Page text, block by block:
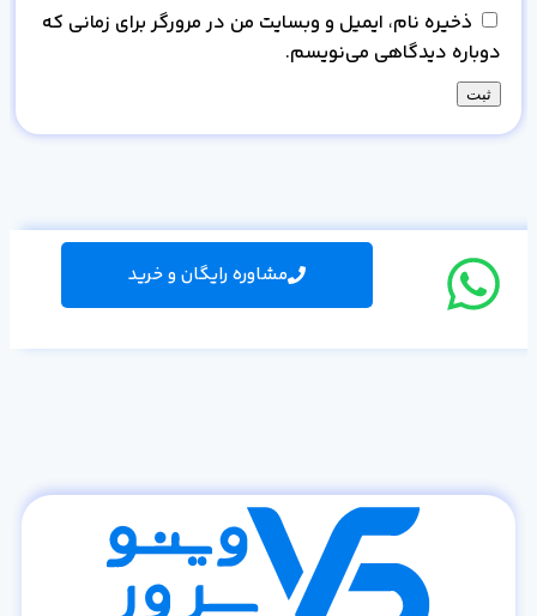
ذخیره نام، ایمیل و وبسایت من در مرورگر برای زمانی که
دوباره دیدگاهی می‌نویسم.
مشاوره رایگان و خرید